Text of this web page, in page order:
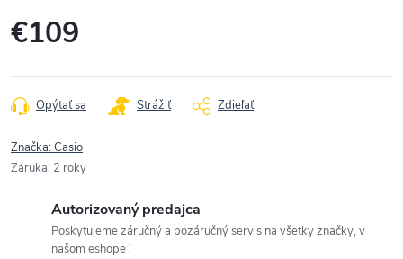
€109
cena:
Opýtať sa Strážiť Zdieľať
Značka:Casio
Záruka: 2 roky
Autorizovaný predajca
Poskytujeme záručný a pozáručný servis na všetky značky, v
našom eshope !